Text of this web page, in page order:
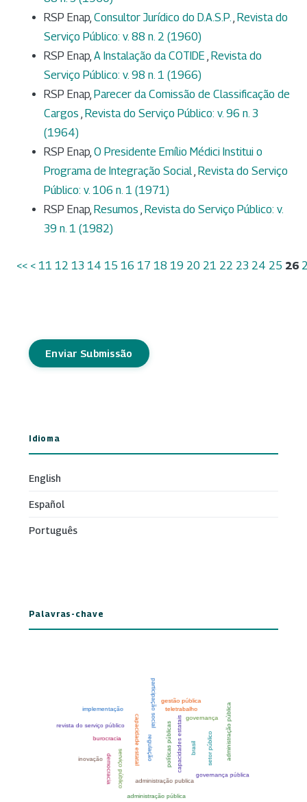
RSP Enap, Consultor Jurídico do D.A.S.P., Revista do
Serviço Público: v. 88 n. 2 (1960)
RSP Enap, A Instalação da COTIDE , Revista do
Serviço Público: v. 98 n. 1 (1966)
RSP Enap, Parecer da Comissão de Classificação de
Cargos , Revista do Serviço Público: v. 96 n. 3
(1964)
RSP Enap, O Presidente Emílio Médici Institui o
Programa de Integração Social, Revista do Serviço
Público: v. 106 n. 1 (1971)
RSP Enap, Resumos , Revista do Serviço Público: v.
39 n. 1 (1982)
<< < 11 12 13 14 15 16 17 18 19 20 21 22 23 24 25 26
Enviar Submissão
Idioma
English
Español
Português
Palavras-chave